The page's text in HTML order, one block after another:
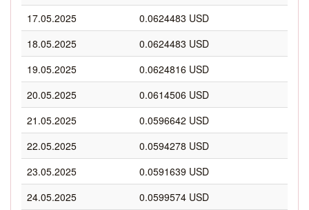
17.05.2025
0.0624483 USD
18.05.2025
0.0624483 USD
19.05.2025
0.0624816 USD
20.05.2025
0.0614506 USD
21.05.2025
0.0596642 USD
22.05.2025
0.0594278 USD
23.05.2025
0.0591639 USD
24.05.2025
0.0599574 USD